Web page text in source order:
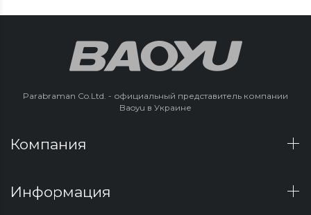
Parabraman Co.Ltd. - официальный представитель компании
Baoyu в Украине
Компания
Информация